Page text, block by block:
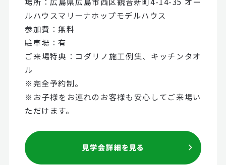
ルハウスマリーナホップモデルハウス
参加費：無料
駐車場：有
ご来場特典：コダリノ施工例集、キッチンタオ
ル
※完全予約制。
※お子様をお連れのお客様も安心してご来場い
ただけます。